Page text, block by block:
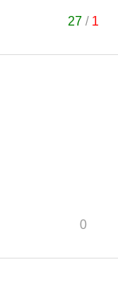
27 / 1
0